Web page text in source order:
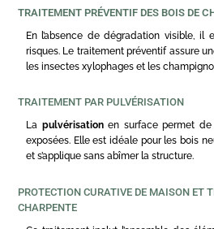
TRAITEMENT PRÉVENTIF DES BOIS DE
En l’absence de dégradation visible, il
risques. Le traitement préventif assure
les insectes xylophages et les
TRAITEMENT PAR PULVÉRISATION
La pulvérisationen surface permet de
exposées. Elle est idéale pour les bois
et s’applique sans abîmer la structure.
PROTECTION CURATIVE DE MAISON ET
CHARPENTE